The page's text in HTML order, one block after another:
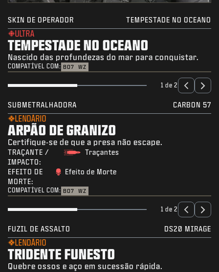
SKIN DE OPERADOR TEMPESTADE NO OCEANO
ULTRA
TEMPESTADE NO OCEANO
Nascido das profundezas do mar para conquistar.
COMPATÍVEL COM: BO7 WZ
1 de 2
SUBMETRALHADORA CARBON 57
LENDÁRIO
ARPÃO DE GRANIZO
Certifique-se de que a presa não escape.
TRAÇANTE /
IMPACTO:
Traçantes
EFEITO DE
MORTE:
Efeito de Morte
COMPATÍVEL COM: BO7 WZ
1 de 2
FUZIL DE ASSALTO DS20 MIRAGE
LENDÁRIO
TRIDENTE FUNESTO
Quebre ossos e aço em sucessão rápida.